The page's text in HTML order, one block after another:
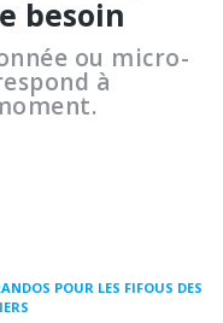
besoin
ou micro-
à
POUR LES FIFOUS DES